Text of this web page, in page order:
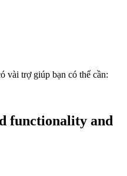
vài trợ giúp bạn có thể cần:
functionality and